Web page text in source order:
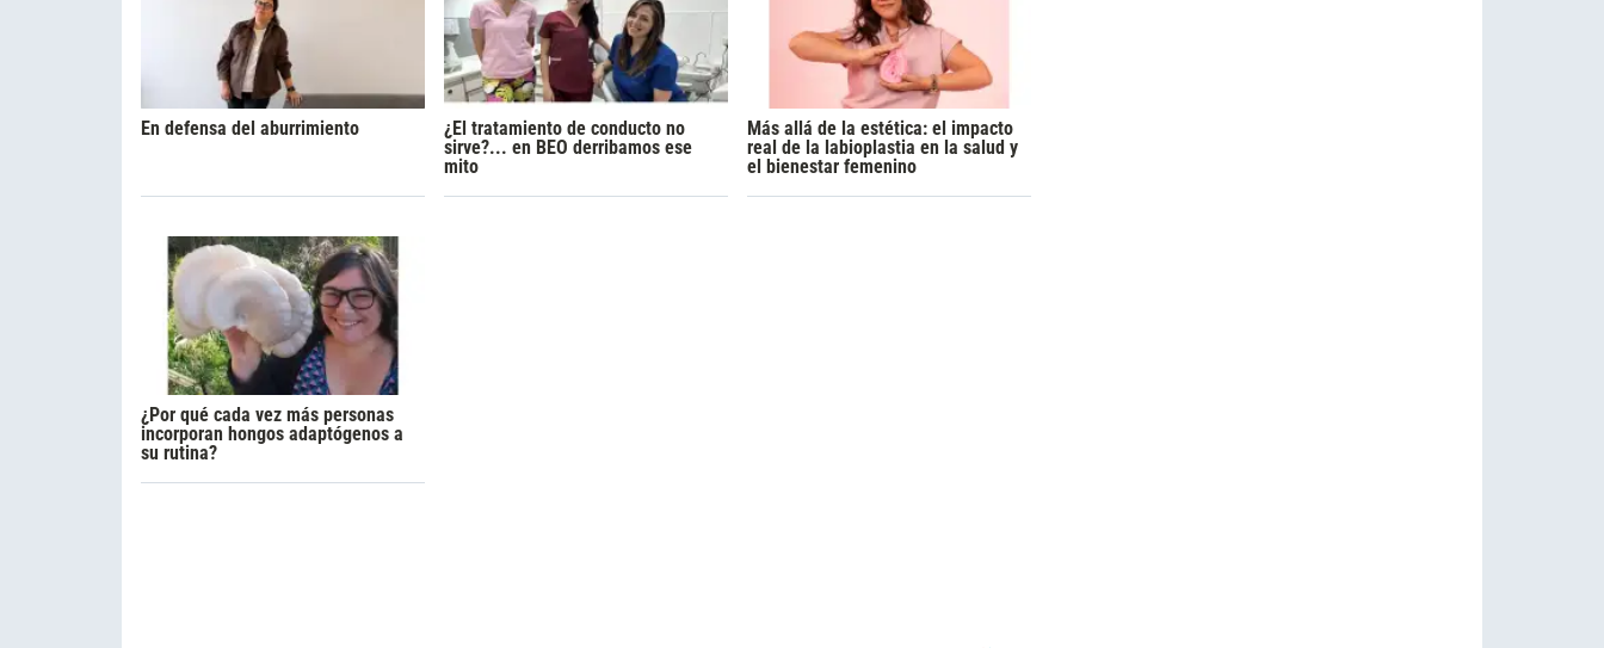
En defensa del aburrimiento
¿El tratamiento de conducto no
sirve?... en BEO derribamos ese
mito
Más allá de la estética: el impacto
real de la labioplastia en la salud y
el bienestar femenino
¿Por qué cada vez más personas
incorporan hongos adaptógenos a
su rutina?